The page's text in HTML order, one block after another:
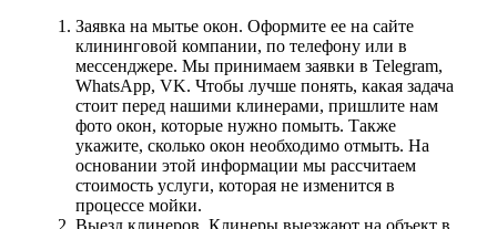
Заявка на мытье окон. Оформите ее на сайте
клининговой компании, по телефону или в
мессенджере. Мы принимаем заявки в Telegram,
WhatsApp, VK. Чтобы лучше понять, какая задача
стоит перед нашими клинерами, пришлите нам
фото окон, которые нужно помыть. Также
укажите, сколько окон необходимо отмыть. На
основании этой информации мы рассчитаем
стоимость услуги, которая не изменится в
процессе мойки.